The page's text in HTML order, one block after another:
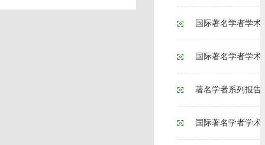
国际著名学者学术
国际著名学者学术
著名学者系列报告
国际著名学者学术